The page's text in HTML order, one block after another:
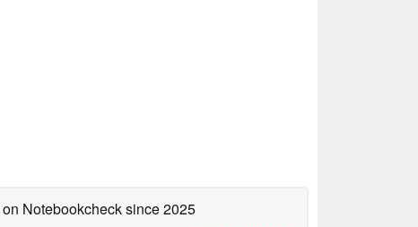
Notebookchecksince 2025